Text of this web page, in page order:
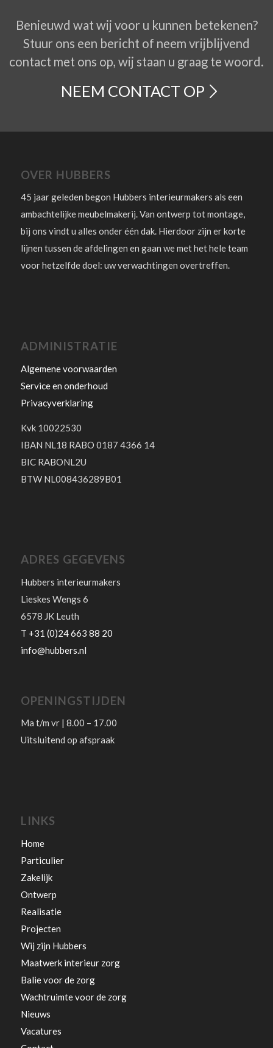
Benieuwd wat wij voor u kunnen betekenen?
Stuur ons een bericht of neem vrijblijvend
contact met ons op, wij staan u graag te woord.
NEEM CONTACT OP
OVER HUBBERS
45 jaar geleden begon Hubbers interieurmakers als een
ambachtelijke meubelmakerij. Van ontwerp tot montage,
bij ons vindt u alles onder één dak. Hierdoor zijn er korte
lijnen tussen de afdelingen en gaan we met het hele team
voor hetzelfde doel: uw verwachtingen overtreffen.
ADMINISTRATIE
Algemene voorwaarden
Service en onderhoud
Privacyverklaring
Kvk 10022530
IBAN NL18 RABO 0187 4366 14
BIC RABONL2U
BTW NL008436289B01
ADRES GEGEVENS
Hubbers interieurmakers
Lieskes Wengs 6
6578 JK Leuth
T +31 (0)24 663 88 20
info@hubbers.nl
OPENINGSTIJDEN
Ma t/m vr | 8.00 – 17.00
Uitsluitend op afspraak
LINKS
Home
Particulier
Zakelijk
Ontwerp
Realisatie
Projecten
Wij zijn Hubbers
Maatwerk interieur zorg
Balie voor de zorg
Wachtruimte voor de zorg
Nieuws
Vacatures